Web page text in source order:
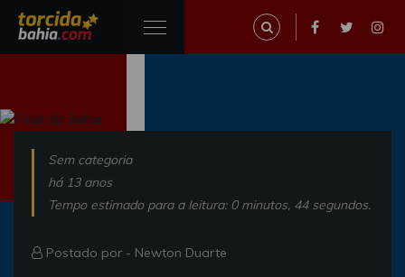
Sem categoria
há 13 anos
Tempo estimado para a leitura: 0 minutos, 44 segundos.
Postado por - Newton Duarte